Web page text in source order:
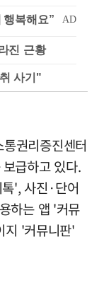
진 근황
사기"
권리증진센터
급하고 있다.
', 사진·단어
하는 앱 '커뮤
지 '커뮤니판'